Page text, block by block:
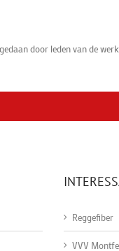
door leden van de
Reggefiber
VVV